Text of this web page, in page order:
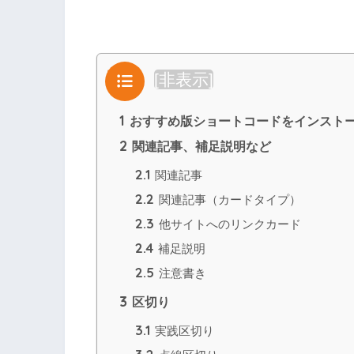
目次 [非表示]
1 おすすめ版ショートコードをインスト
2 関連記事、補足説明など
2.1 関連記事
2.2 関連記事（カードタイプ）
2.3 他サイトへのリンクカード
2.4 補足説明
2.5 注意書き
3 区切り
3.1 実践区切り